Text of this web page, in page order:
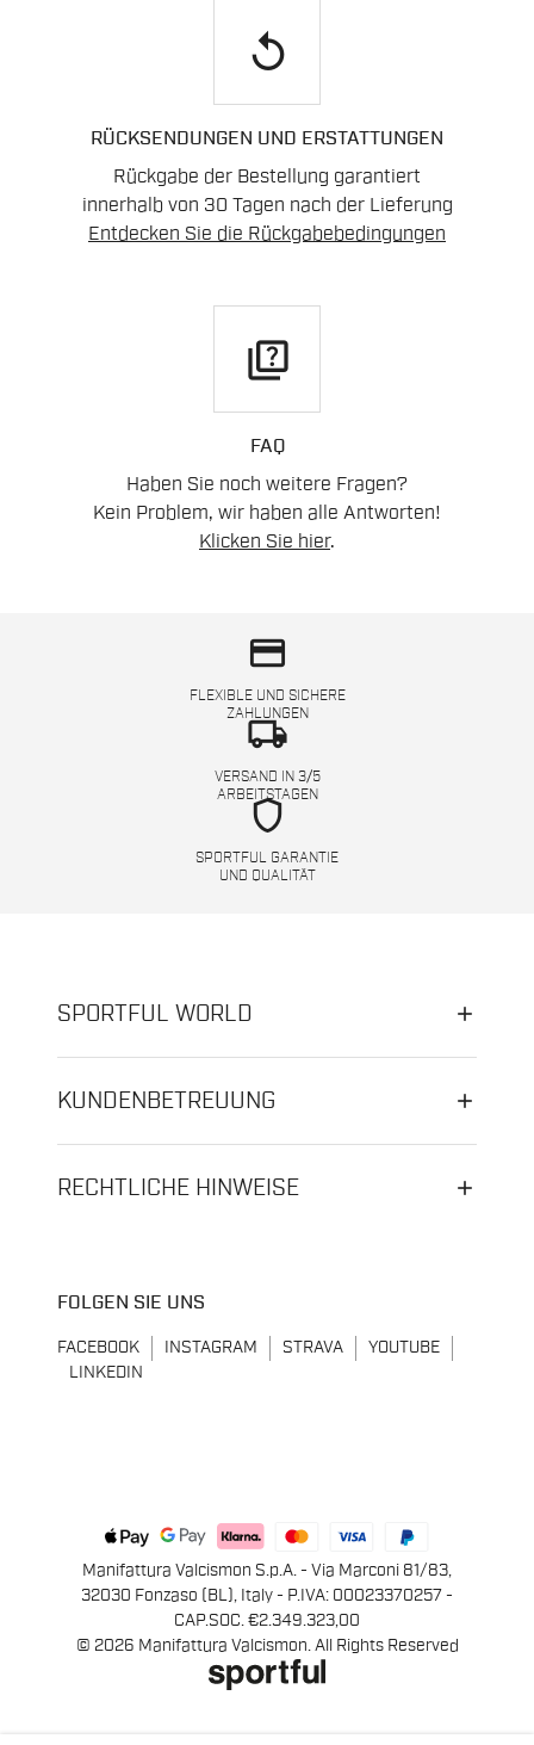
replay
RÜCKSENDUNGEN UND ERSTATTUNGEN
Rückgabe der Bestellung garantiert
innerhalb von 30 Tagen nach der Lieferung
Entdecken Sie die Rückgabebedingungen
quiz
FAQ
Haben Sie noch weitere Fragen?
Kein Problem, wir haben alle Antworten!
Klicken Sie hier.
credit_card
FLEXIBLE UND SICHERE
ZAHLUNGEN
local_shipping
VERSAND IN 3/5
ARBEITSTAGEN
shield
SPORTFUL GARANTIE
UND QUALITÄT
SPORTFUL WORLD
KUNDENBETREUUNG
RECHTLICHE HINWEISE
FOLGEN SIE UNS
FACEBOOK INSTAGRAM STRAVA
YOUTUBE
LINKEDIN
Manifattura Valcismon S.p.A. - Via Marconi 81/83,
32030 Fonzaso (BL), Italy - P.IVA: 00023370257 -
CAP.SOC. €2.349.323,00
© 2026 Manifattura Valcismon. All Rights Reserved